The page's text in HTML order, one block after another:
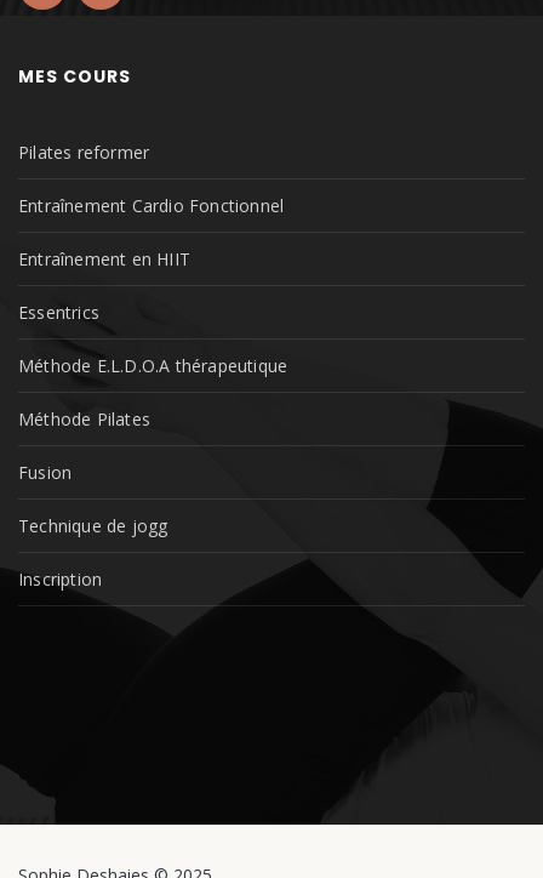
MES COURS
Pilates reformer
Entraînement Cardio Fonctionnel
Entraînement en HIIT
Essentrics
Méthode E.L.D.O.A thérapeutique
Méthode Pilates
Fusion
Technique de jogg
Inscription